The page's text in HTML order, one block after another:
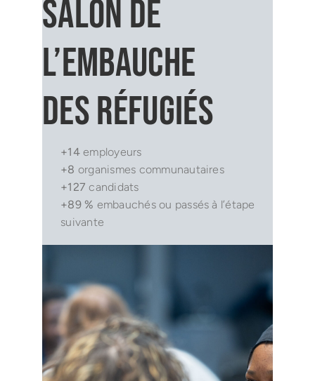
Salon de
l’embauche
des réfugiés
+14employeurs
+8 organismes communautaires
+127 candidats
+89 % embauchés ou passés à l’étape
suivante